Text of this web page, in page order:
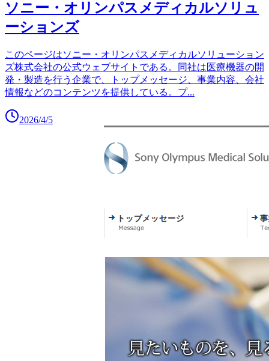
ソニー・オリンパスメディカルソリュ
ーションズ
このページはソニー・オリンパスメディカルソリューション
ズ株式会社の公式ウェブサイトである。同社は医療機器の開
発・製造を行う企業で、トップメッセージ、事業内容、会社
情報などのコンテンツを提供している。プ...
2026/4/5